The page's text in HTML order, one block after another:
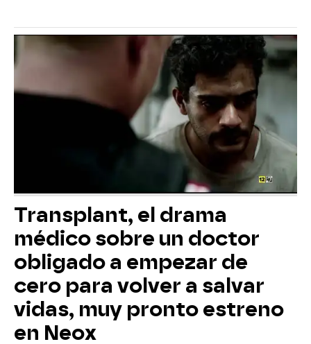
Transplant, el drama
médico sobre un doctor
obligado a empezar de
cero para volver a salvar
vidas, muy pronto estreno
en Neox